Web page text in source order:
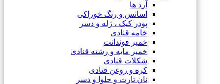
آرد ها
اسانس و رنگ خوراکی
پودر کیک ، ژله و دسر
خامه قنادی
خمیر فوندانت
خمیر مایه و رشته قنادی
شکلات قنادی
کره و روغن قنادی
نان تارت و حلوا و دسر